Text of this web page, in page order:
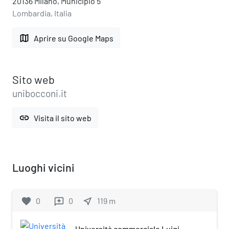
Lombardia, Italia
map Aprire su Google Maps
Sito web
unibocconi.it
link Visita il sito web
Luoghi vicini
favorite 0 reviews 0 near_me 119 m